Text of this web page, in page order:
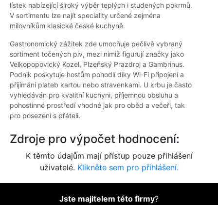
lístek nabízející široký výběr teplých i studených pokrmů.
V sortimentu lze najít speciality určené zejména
milovníkům klasické české kuchyně.
Gastronomický zážitek zde umocňuje pečlivě vybraný
sortiment točených piv, mezi nimiž figurují značky jako
Velkopopovický Kozel, Plzeňský Prazdroj a Gambrinus.
Podnik poskytuje hostům pohodlí díky Wi-Fi připojení a
přijímání plateb kartou nebo stravenkami. U krbu je často
vyhledáván pro kvalitní kuchyni, příjemnou obsluhu a
pohostinné prostředí vhodné jak pro oběd a večeři, tak
pro posezení s přáteli.
Zdroje pro výpočet hodnocení:
K těmto údajům mají přístup pouze přihlášení
uživatelé. Klikněte sem pro přihlášení.
Jste majitelem této firmy?